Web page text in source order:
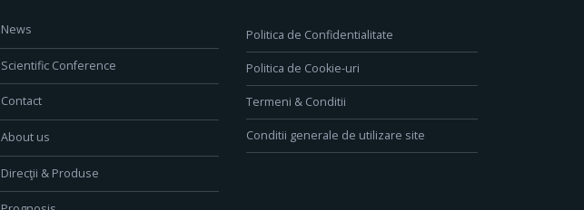
News
Scientific Conference
Contact
About us
Direcţii & Produse
Politica de Confidentialitate
Politica de Cookie-uri
Termeni & Conditii
Conditii generale de utilizare site